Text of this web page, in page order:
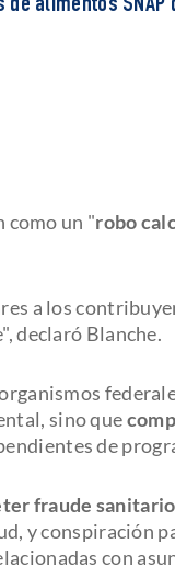
alimentos
como un "robo
a los
declaró Blanche.
sino que
de
fraude
y conspiración
con